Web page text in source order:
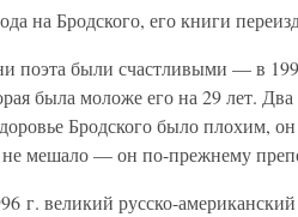
на Бродского, его книги
поэта были счастливыми — в
была моложе его на 29 лет. Два
Бродского было плохим,
не мешало — он по-прежнему
г. великий русско-